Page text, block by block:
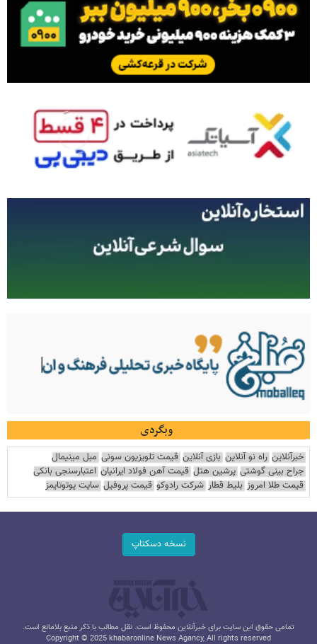
وبگردی
خبرآنلاین راه نو آنلاین بازی آنلاین قیمت تلویزیون سونی مبل مینیمال
جراح بینی گوشتی پرشین هتل قیمت آهن فولاد ایرانیان اعتبارسنجی بانکی
قیمت طلا امروز بلیط قطار شرکت رادوکو قیمت پروفیل سایت یوتوتایمز
نسخه دسکتاپ
تمامی حقوق این سایت برای خبرآنلاین محفوظ است. نقل مطالب با ذکر منبع بلامانع است.
Copyright © 2025 khabaronline News Agancy, All rights reserved